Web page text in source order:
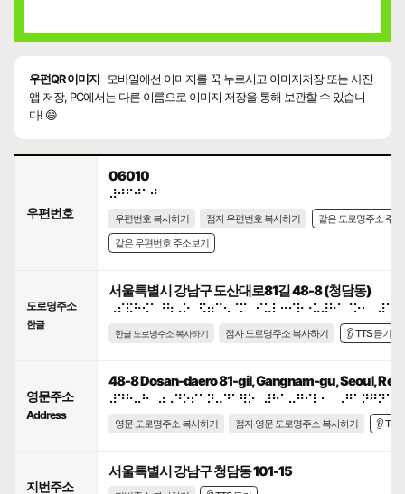
우편QR 이미지
모바일에선 이미지를 꾹 누르시고 이미지저장 또는 사진
앱 저장, PC에서는 다른 이름으로 이미지 저장을 통해 보관할 수 있습니
다! 😄
우편번호
06010
⠼⠚⠋⠚⠁⠚
우편번호 복사하기 점자 우편번호 복사하기
같은 도로명주소 주
같은 우편번호 주소보기
도로명주소
한글
서울특별시 강남구 도산대로81길 48-8 (청담동)
한글 도로명주소 복사하기 점자 도로명주소 복사하기 👂 TTS 듣기
영문주소
Address
48-8 Dosan-daero 81-gil, Gangnam-gu, Seoul,
영문 도로명주소 복사하기 점자 영문 도로명주소 복사하기 👂 TTS
지번주소
서울특별시 강남구 청담동 101-15